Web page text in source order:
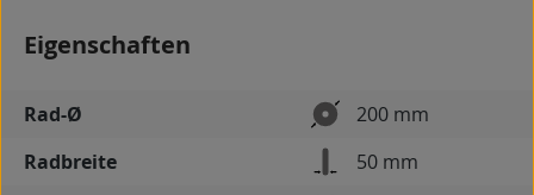
Eigenschaften
Rad-Ø
200 mm
Radbreite
50 mm